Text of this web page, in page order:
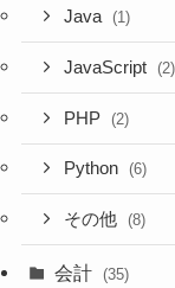
Java (1)
JavaScript (2)
PHP (2)
Python (6)
その他 (8)
会計 (35)